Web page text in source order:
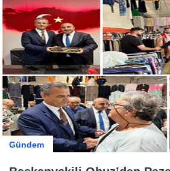
Gündem